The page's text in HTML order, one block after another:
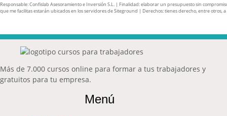
Responsable: Confislab Asesoramiento e Inversión S.L. | Finalidad: elaborar un presupuesto sin
que me facilitas estarán ubicados en los servidores de Siteground | Derechos: tienes derecho, entre otros,
Más de 7.000 cursos online para formar a tus trabajadores y
gratuitos para tu empresa.
Menú